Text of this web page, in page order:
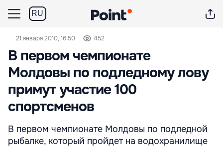
RU
21 января 2010, 16:50 452
В первом чемпионате
Молдовы по подледному лову
примут участие 100
спортсменов
В первом чемпионате Молдовы по подледной
рыбалке, который пройдет на водохранилище